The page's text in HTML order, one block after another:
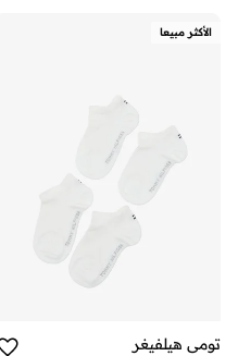
الأكثر مبيعا
تومي هيلفيغر